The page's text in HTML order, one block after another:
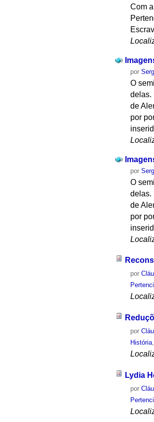
Com
por
O
delas.
de
por
por
O
delas.
de
por
por
por
História
Lydia
por